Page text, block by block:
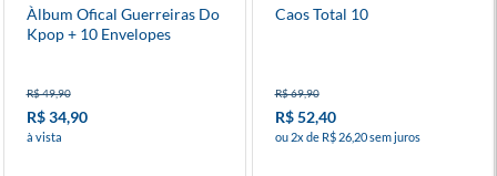
Àlbum Ofical Guerreiras Do
Kpop + 10 Envelopes
R$ 49,90
R$ 34,90
à vista
Caos Total 10
R$ 69,90
R$ 52,40
ou 2x de R$ 26,20 sem juros